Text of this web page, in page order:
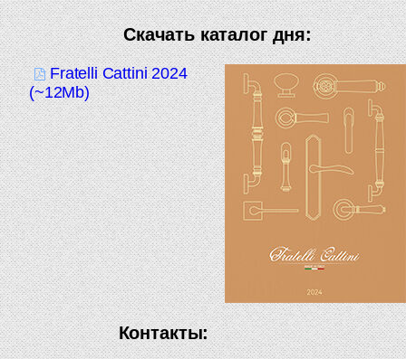
Скачать каталог дня:
Fratelli Cattini 2024
(~12Mb)
Контакты: